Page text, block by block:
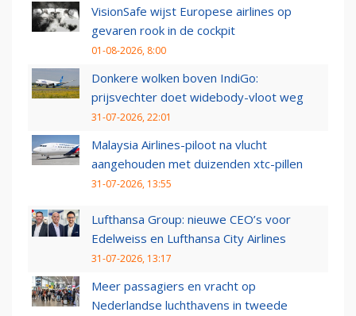
VisionSafe wijst Europese airlines op
gevaren rook in de cockpit
01-08-2026, 8:00
Donkere wolken boven IndiGo:
prijsvechter doet widebody-vloot weg
31-07-2026, 22:01
Malaysia Airlines-piloot na vlucht
aangehouden met duizenden xtc-pillen
31-07-2026, 13:55
Lufthansa Group: nieuwe CEO’s voor
Edelweiss en Lufthansa City Airlines
31-07-2026, 13:17
Meer passagiers en vracht op
Nederlandse luchthavens in tweede